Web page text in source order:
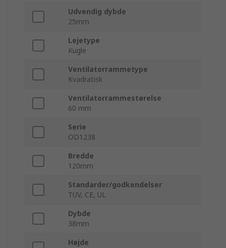
Udvendig dybde
25mm
Lejetype
Kugle
Ventilatorrammetype
Kvadratisk
Ventilatorrammestørelse
60 mm
Serie
OD1238
Bredde
120mm
Standarder/godkendelser
TUV, CE, UL
Dybde
38mm
Højde